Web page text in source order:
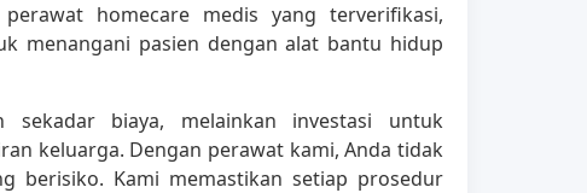
homecare medis yang terverifikasi,
menangani pasien dengan alat bantu hidup
sekadar biaya, melainkan investasi untuk
keluarga. Dengan perawat kami, Anda tidak
berisiko. Kami memastikan setiap prosedur